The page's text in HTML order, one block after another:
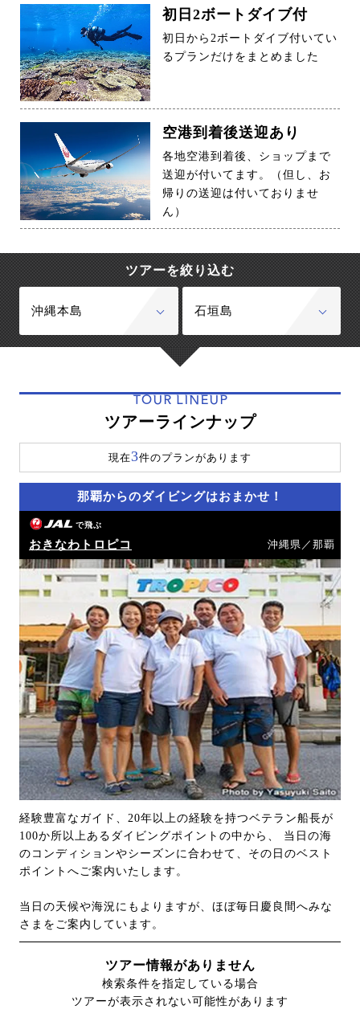
初日2ボートダイブ付
初日から2ボートダイブ付いてい
るプランだけをまとめました
空港到着後送迎あり
各地空港到着後、ショップまで
送迎が付いてます。（但し、お
帰りの送迎は付いておりませ
ん）
ツアーを絞り込む
沖縄本島 石垣島
TOUR LINEUP
ツアーラインナップ
現在3件のプランがあります
那覇からのダイビングはおまかせ！
で飛ぶ
おきなわトロピコ 沖縄県／那覇
経験豊富なガイド、20年以上の経験を持つベテラン船長が
100か所以上あるダイビングポイントの中から、 当日の海
のコンディションやシーズンに合わせて、その日のベスト
ポイントへご案内いたします。
当日の天候や海況にもよりますが、ほぼ毎日慶良間へみな
さまをご案内しています。
ツアー情報がありません
検索条件を指定している場合
ツアーが表示されない可能性があります